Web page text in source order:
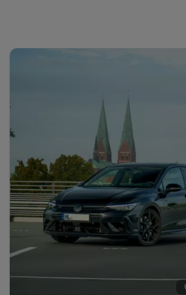
Chevrolet
Bentley Rolls Royce
Bugatti Lotus